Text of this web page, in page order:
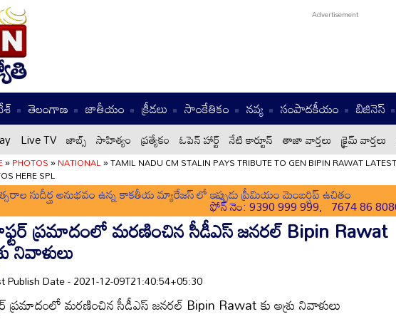
తెలంగాణ జాతీయం క్రీడలు సాంకేతికం నవ్య సంపాదకీయం బిజినెస్
Live TV జాబ్స్ సాహిత్యం ప్రత్యేకం ఓపెన్ హార్ట్ నేటి కార్టూన్ తాజా వార్తలు క్రైమ్ వార్తలు
»PHOTOS»NATIONAL»TAMIL NADU CM STALIN PAYS TRIBUTE TO GEN BIPIN RAWAT LATEST
HERE SPL
సుదీర్ఘ అనుభవం ఉన్న కాకతీయ మ్యారేజస్ లో ఇప్పుడు ప్రీమియం మెంబర్షిప్ ఉచితం
ఫోన్ నెం: 9390 999 999, 7674 86
ప్రమాదంలో మరణించిన సీడీఎస్ జనరల్ Bipin Rawat
నివాళులు
Publish Date - 2021-12-09T21:40:54+05:30
ప్రమాదంలో మరణించిన సీడీఎస్ జనరల్ Bipin Rawat కు అశ్రు నివాళులు